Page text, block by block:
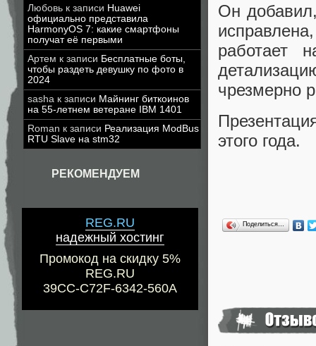
Любовь к записи Huawei
официально представила
HarmonyOS 7: какие смартфоны
получат её первыми
Артем к записи Бесплатные боты,
чтобы раздеть девушку по фото в
2024
sasha к записи Майнинг биткоинов
на 55-летнем ветеране IBM 1401
Roman к записи Реализация ModBus
RTU Slave на stm32
РЕКОМЕНДУЕМ
REG.RU
надежный хостинг
Промокод на скидку 5%
REG.RU
39CC-C72F-6342-560A
Он
работает
чрезмерно
этого года.
Поделиться…